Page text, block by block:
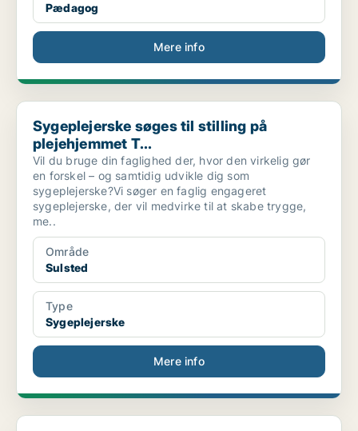
Pædagog
Mere info
Sygeplejerske søges til stilling på plejehjemmet T...
Sygeplejerske søges til stilling på
plejehjemmet T...
Vil du bruge din faglighed der, hvor den virkelig gør
en forskel – og samtidig udvikle dig som
sygeplejerske?Vi søger en faglig engageret
sygeplejerske, der vil medvirke til at skabe trygge,
me..
Område
Sulsted
Type
Sygeplejerske
Mere info
Smed i Hadsund